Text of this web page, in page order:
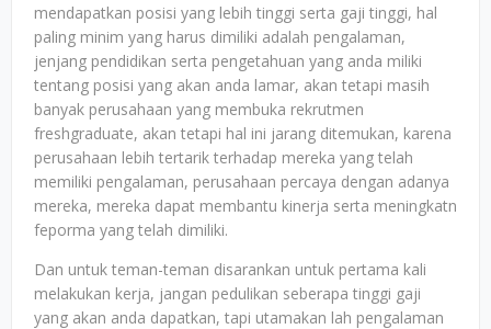
mendapatkan posisi yang lebih tinggi serta gaji tinggi, hal
paling minim yang harus dimiliki adalah pengalaman,
jenjang pendidikan serta pengetahuan yang anda miliki
tentang posisi yang akan anda lamar, akan tetapi masih
banyak perusahaan yang membuka rekrutmen
freshgraduate, akan tetapi hal ini jarang ditemukan, karena
perusahaan lebih tertarik terhadap mereka yang telah
memiliki pengalaman, perusahaan percaya dengan adanya
mereka, mereka dapat membantu kinerja serta meningkatn
feporma yang telah dimiliki.
Dan untuk teman-teman disarankan untuk pertama kali
melakukan kerja, jangan pedulikan seberapa tinggi gaji
yang akan anda dapatkan, tapi utamakan lah pengalaman